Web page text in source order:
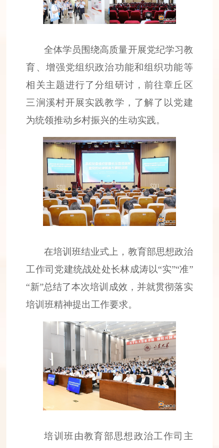
全体学员围绕高质量开展党纪学习教
育、增强党组织政治功能和组织功能等
相关主题进行了分组研讨，前往章丘区
三涧溪村开展实践教学，了解了以党建
为统领推动乡村振兴的生动实践。
在培训班结业式上，教育部思想政治
工作司党建统战处处长林成涛以“实”“准”
“新”总结了本次培训成效，并就贯彻落实
培训班精神提出工作要求。
培训班由教育部思想政治工作司主